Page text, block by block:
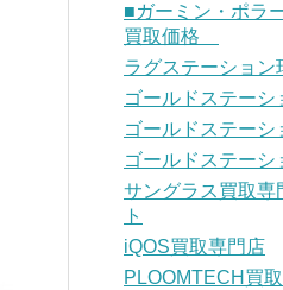
■ガーミン・ポラ
買取価格
ラグステーション
ゴールドステーシ
ゴールドステーシ
ゴールドステー
サングラス買取専
ト
iQOS買取専門店
PLOOMTECH買